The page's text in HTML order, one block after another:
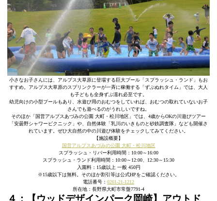
小さなお子さんには、アルプス大草原に登場する巨大プール「スプラッシュ・ランド」もお
すすめ。アルプス大草原のスプリンクラーが一斉に稼働する「ずぶぬれタイム」では、大人
も子どもも全身ずぶ濡れ必至です。
幼児向けの小型プールもあり、水遊び用のおむつをしていれば、おむつの取れていないお子
さんでも遊べるのがうれしいですね。
そのほか「国営アルプスあづみの公園 大町・松川地区」では、4歳からOKの川遊びツアー
「安曇野シャワーピクニック」や、自然体験「乳川のいきものと砂鉄調査隊」なども開催さ
れています。ぜひ大自然の中の川遊び体験をチェックしてみてください。
【施設概要】
国営アルプスあづみの公園 大町・松川地区
スプラッシュ・リバー利用時間：10:00～16:00
スプラッシュ・ランド利用時間：10:00～12:00、12:30～15:30
入園料：15歳以上 一般 450円
※15歳以下は無料。そのほか割引等は公式HPをご確認ください。
電話番号： 0261-21-1212
所在地：長野県大町市常盤7791-4
４：【ウッドデザインパーク岡崎】アウトド